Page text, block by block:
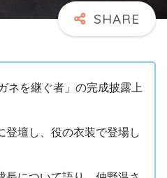
ネを継ぐ者」の完成披露上
登壇し、役の衣装で登場し